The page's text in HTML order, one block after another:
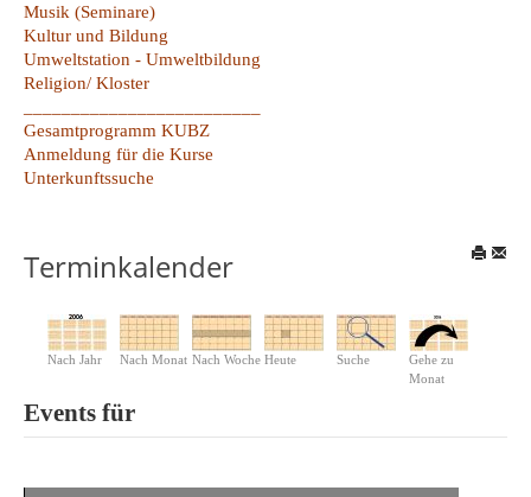
Musik (Seminare)
Kultur und Bildung
Umweltstation - Umweltbildung
Religion/ Kloster
Gesamtprogramm KUBZ
Anmeldung für die Kurse
Unterkunftssuche
Terminkalender
Nach Jahr Nach Monat Nach Woche Heute Suche
Gehe zu
Monat
Events für